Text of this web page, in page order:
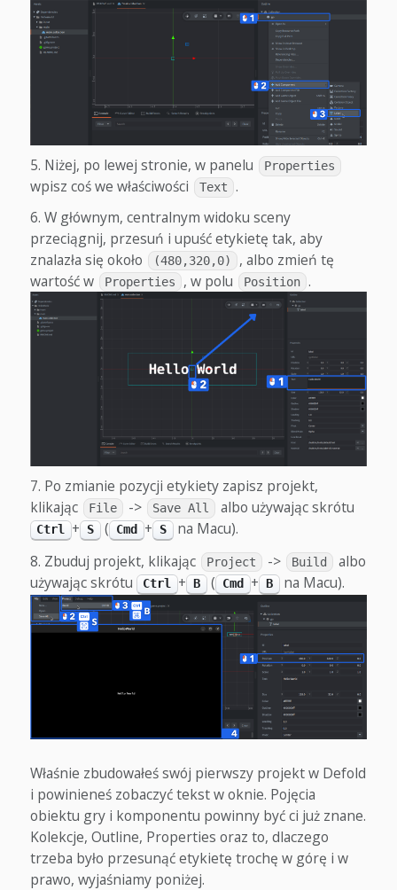
Niżej, po lewej stronie, w panelu Properties
wpisz coś we właściwości Text
.
W głównym, centralnym widoku sceny
przeciągnij, przesuń i upuść etykietę tak, aby
znalazła się około
(480,320,0)
, albo zmień tę
wartość w
Properties , w polu Position .
Po zmianie pozycji etykiety zapisz projekt,
klikając
File -> Save All albo używając skrótu
Ctrl + S ( Cmd + S na Macu).
Zbuduj projekt, klikając
Project -> Build
albo
używając skrótu
Ctrl + B ( Cmd + B na Macu).
Właśnie zbudowałeś swój pierwszy projekt w Defold
i powinieneś zobaczyć tekst w oknie. Pojęcia
obiektu gry i komponentu powinny być ci już znane.
Kolekcje, Outline, Properties oraz to, dlaczego
trzeba było przesunąć etykietę trochę w górę i w
prawo, wyjaśniamy poniżej.